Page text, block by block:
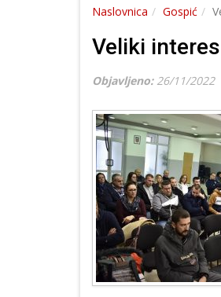
Naslovnica Gospić
Veliki
Objavljeno: 26/11/2022